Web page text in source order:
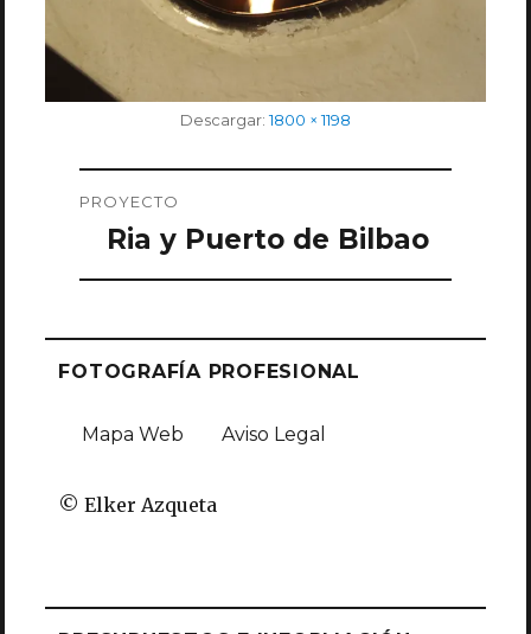
Descargar:completo
1800 × 1198
de
entradas
PROYECTO
Ria y Puerto de Bilbao
FOTOGRAFÍA PROFESIONAL
Mapa Web Aviso Legal
© Elker Azqueta